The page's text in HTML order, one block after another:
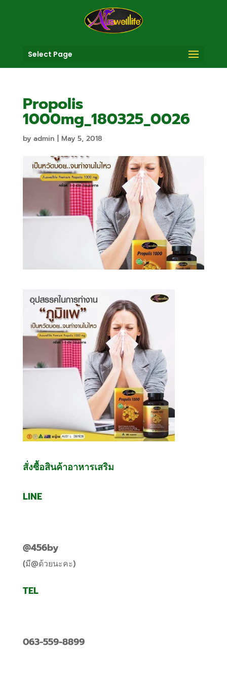
Select Page
Propolis
1000mg_180325_0026
by admin May 5, 2018
สั่งซื้อสินค้าอาหารเสริม
LINE
@456by
(มี@ด้วยนะคะ)
TEL
063-559-8899